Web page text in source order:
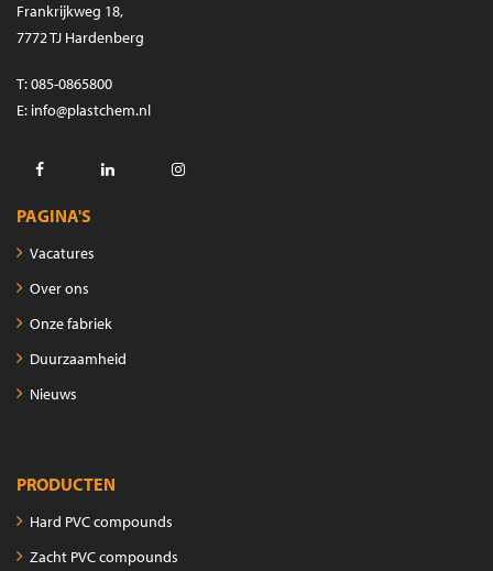
Frankrijkweg 18,
7772 TJ Hardenberg
T:085-0865800
E: info@plastchem.nl
PAGINA'S
Vacatures
Over ons
Onze fabriek
Duurzaamheid
Nieuws
PRODUCTEN
Hard PVC compounds
Zacht PVC compounds